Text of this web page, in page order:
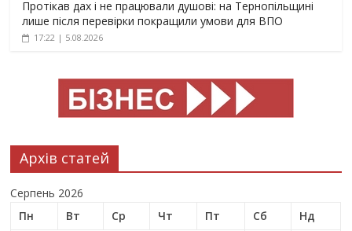
Протікав дах і не працювали душові: на Тернопільщині
лише після перевірки покращили умови для ВПО
17:22 | 5.08.2026
Архів статей
Серпень 2026
Пн
Вт Ср Чт Пт Сб
Нд